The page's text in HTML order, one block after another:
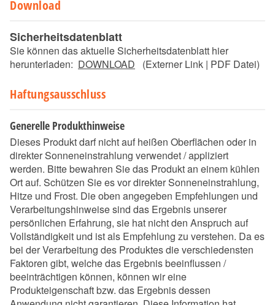
Download
Sicherheitsdatenblatt
Sie können das aktuelle Sicherheitsdatenblatt hier
herunterladen: DOWNLOAD (Externer Link | PDF Datei)
Haftungsausschluss
Generelle Produkthinweise
Dieses Produkt darf nicht auf heißen Oberflächen oder in
direkter Sonneneinstrahlung verwendet / appliziert
werden. Bitte bewahren Sie das Produkt an einem kühlen
Ort auf. Schützen Sie es vor direkter Sonneneinstrahlung,
Hitze und Frost. Die oben angegeben Empfehlungen und
Verarbeitungshinweise sind das Ergebnis unserer
persönlichen Erfahrung, sie hat nicht den Anspruch auf
Vollständigkeit und ist als Empfehlung zu verstehen. Da es
bei der Verarbeitung des Produktes die verschiedensten
Faktoren gibt, welche das Ergebnis beeinflussen /
beeinträchtigen können, können wir eine
Produkteigenschaft bzw. das Ergebnis dessen